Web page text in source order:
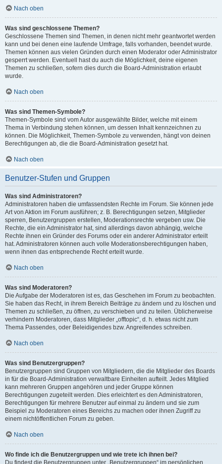
Nach oben
Was sind geschlossene Themen?
Geschlossene Themen sind Themen, in denen nicht mehr geantwortet werden
kann und bei denen eine laufende Umfrage, falls vorhanden, beendet wurde.
Themen können aus vielen Gründen durch einen Moderator oder Administrator
gesperrt werden. Eventuell hast du auch die Möglichkeit, deine eigenen
Themen zu schließen, sofern dies durch die Board-Administration erlaubt
wurde.
Nach oben
Was sind Themen-Symbole?
Themen-Symbole sind vom Autor ausgewählte Bilder, welche mit einem
Thema in Verbindung stehen können, um dessen Inhalt kennzeichnen zu
können. Die Möglichkeit, Themen-Symbole zu verwenden, hängt von deinen
Berechtigungen ab, die die Board-Administration gesetzt hat.
Nach oben
Benutzer-Stufen und Gruppen
Was sind Administratoren?
Administratoren haben die umfassendsten Rechte im Forum. Sie können jede
Art von Aktion im Forum ausführen; z. B. Berechtigungen setzen, Mitglieder
sperren, Benutzergruppen erstellen, Moderationsrechte vergeben usw. Die
Rechte, die ein Administrator hat, sind allerdings davon abhängig, welche
Rechte ihnen ein Gründer des Forums oder ein anderer Administrator erteilt
hat. Administratoren können auch volle Moderationsberechtigungen haben,
wenn ihnen das entsprechende Recht erteilt wurde.
Nach oben
Was sind Moderatoren?
Die Aufgabe der Moderatoren ist es, das Geschehen im Forum zu beobachten.
Sie haben das Recht, in ihrem Bereich Beiträge zu ändern und zu löschen und
Themen zu schließen, zu öffnen, zu verschieben und zu teilen. Üblicherweise
verhindern Moderatoren, dass Mitglieder „offtopic“, d. h. etwas nicht zum
Thema Passendes, oder Beleidigendes bzw. Angreifendes schreiben.
Nach oben
Was sind Benutzergruppen?
Benutzergruppen sind Gruppen von Mitgliedern, die die Mitglieder des Boards
in für die Board-Administration verwaltbare Einheiten aufteilt. Jedes Mitglied
kann mehreren Gruppen angehören und jeder Gruppe können
Berechtigungen zugeteilt werden. Dies erleichtert es den Administratoren,
Berechtigungen für mehrere Benutzer auf einmal zu ändern und sie zum
Beispiel zu Moderatoren eines Bereichs zu machen oder ihnen Zugriff zu
einem nichtöffentlichen Forum zu geben.
Nach oben
Wo finde ich die Benutzergruppen und wie trete ich ihnen bei?
Du findest die Benutzergruppen unter „Benutzergruppen“ im persönlichen